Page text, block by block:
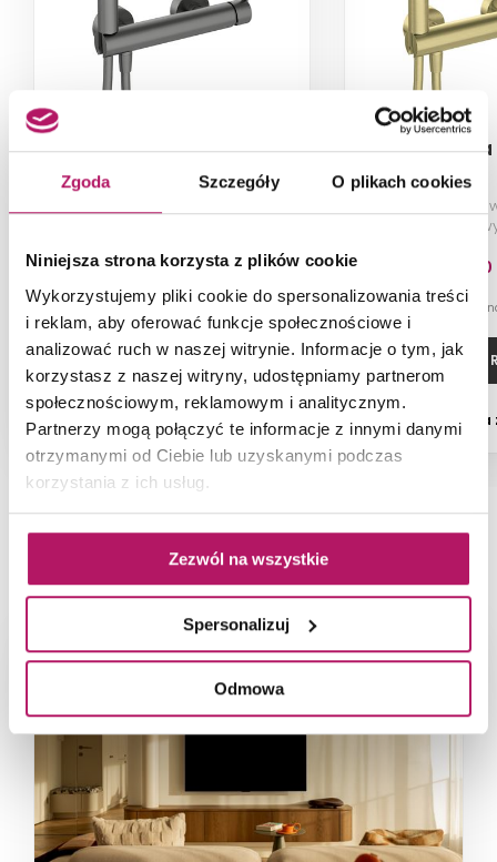
Zgoda Szczegóły O plikach cookies
Niniejsza strona korzysta z plików cookie
Wykorzystujemy pliki cookie do spersonalizowania treści
i reklam, aby oferować funkcje społecznościowe i
analizować ruch w naszej witrynie. Informacje o tym, jak
korzystasz z naszej witryny, udostępniamy partnerom
społecznościowym, reklamowym i analitycznym.
Partnerzy mogą połączyć te informacje z innymi danymi
otrzymanymi od Ciebie lub uzyskanymi podczas
korzystania z ich usług.
Zezwól na wszystkie
Spersonalizuj
Odmowa
Deante Silia BQS D41M
813,30 PLN
-7% od 879,20 PLN najniższa cena
DODAJ DO KOSZYKA
Dostępność: 2 szt.
Deante Silia
Bateria
-7% od 1 039,20 PLN
ZOBACZ
Dostępność:
NAJNOWSZE ARTYKUŁY